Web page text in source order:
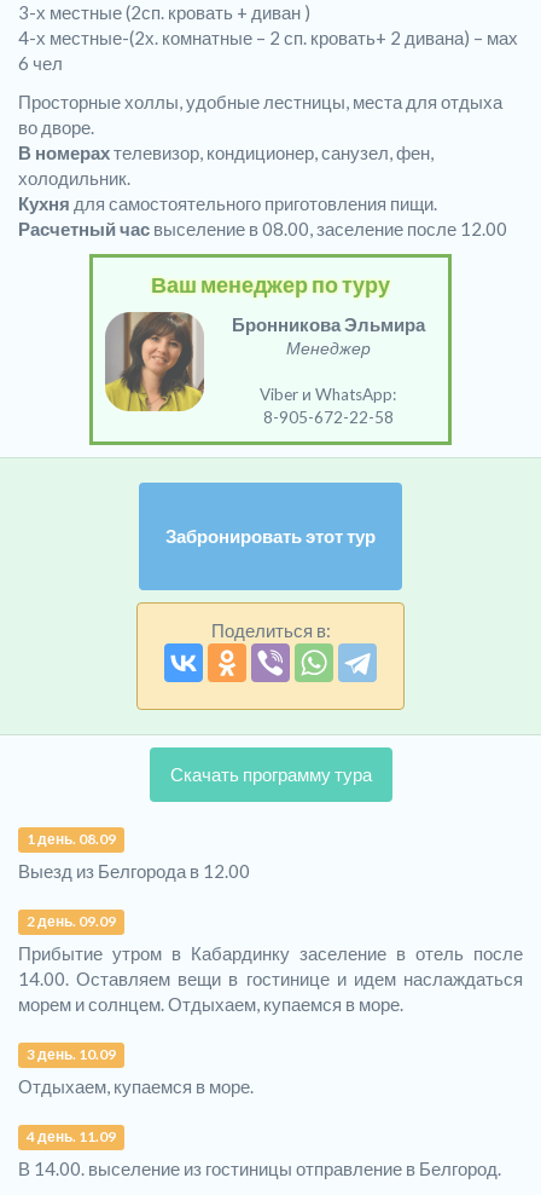
3-х местные (2сп. кровать + диван )
4-х местные-(2х. комнатные – 2 сп. кровать+ 2 дивана) – мах
6 чел
Просторные холлы, удобные лестницы, места для отдыха
во дворе.
В номерахтелевизор, кондиционер, санузел, фен,
холодильник.
Кухня для самостоятельного приготовления пищи.
Расчетный час выселение в 08.00, заселение после 12.00
Ваш менеджер по туру
Бронникова Эльмира
Менеджер
Viber и WhatsApp:
8-905-672-22-58
Забронировать этот тур
Поделиться в:
Скачать программу тура
1 день. 08.09
Выезд из Белгорода в 12.00
2 день. 09.09
Прибытие утром в Кабардинку заселение в отель после
14.00. Оставляем вещи в гостинице и идем наслаждаться
морем и солнцем. Отдыхаем, купаемся в море.
3 день. 10.09
Отдыхаем, купаемся в море.
4 день. 11.09
В 14.00. выселение из гостиницы отправление в Белгород.